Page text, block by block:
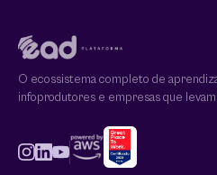
O ecossistema completo de
infoprodutores e empresas que